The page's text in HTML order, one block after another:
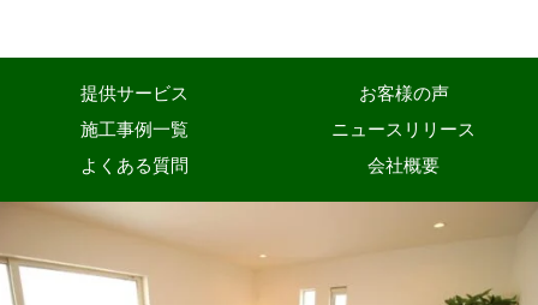
提供サービス
お客様の声
施工事例一覧
ニュースリリース
よくある質問
会社概要